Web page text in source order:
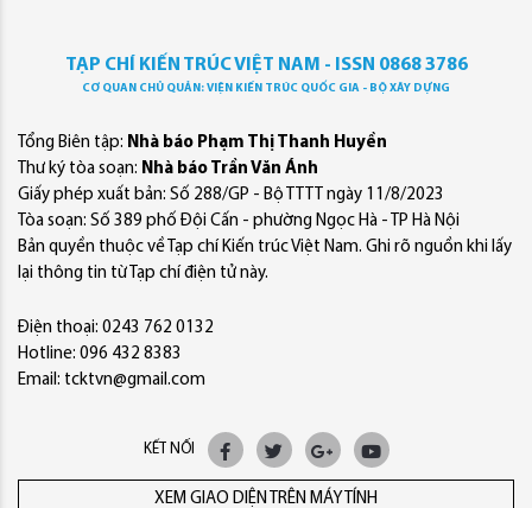
TẠP CHÍ KIẾN TRÚC VIỆT NAM - ISSN 0868 3786
CƠ QUAN CHỦ QUẢN: VIỆN KIẾN TRÚC QUỐC GIA - BỘ XÂY DỰNG
Tổng Biên tập: Nhà báo Phạm Thị Thanh Huyền
Thư ký tòa soạn: Nhà báo Trần Văn Ánh
Giấy phép xuất bản: Số 288/GP - Bộ TTTT ngày 11/8/2023
Tòa soạn: Số 389 phố Đội Cấn - phường Ngọc Hà - TP Hà Nội
Bản quyền thuộc về Tạp chí Kiến trúc Việt Nam. Ghi rõ nguồn khi lấy
lại thông tin từ Tạp chí điện tử này.
Điện thoại: 0243 762 0132
Hotline: 096 432 8383
Email: tcktvn@gmail.com
KẾT NỐI
XEM GIAO DIỆN TRÊN MÁY TÍNH